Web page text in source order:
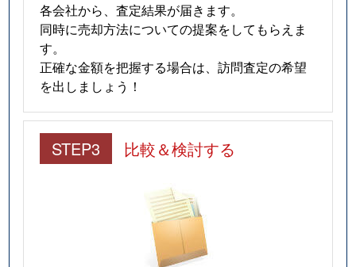
各会社から、査定結果が届きます。
同時に売却方法についての提案をしてもらえま
す。
正確な金額を把握する場合は、訪問査定の希望
を出しましょう！
STEP3 比較＆検討する